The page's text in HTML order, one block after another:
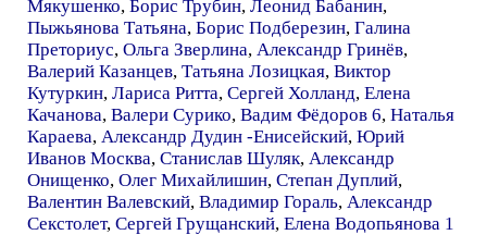
Мякушенко, Борис Трубин, Леонид Бабанин,
Пыжьянова Татьяна, Борис Подберезин, Галина
Преториус, Ольга Зверлина, Александр Гринёв,
Валерий Казанцев, Татьяна Лозицкая, Виктор
Кутуркин, Лариса Ритта, Сергей Холланд, Елена
Качанова, Валери Сурико, Вадим Фёдоров 6, Наталья
Караева, Александр Дудин -Енисейский, Юрий
Иванов Москва, Станислав Шуляк, Александр
Онищенко, Олег Михайлишин, Степан Дуплий,
Валентин Валевский, Владимир Гораль, Александр
Секстолет, Сергей Грущанский, Елена Водопьянова 1